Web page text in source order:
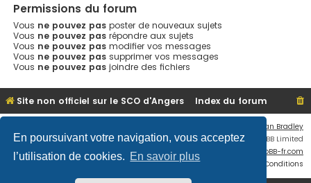
En poursuivant votre navigation, vous acceptez
l’utilisation de cookies. En savoir plus
Permissions du forum
Vous ne pouvez pas poster de nouveaux sujets
Vous ne pouvez pas répondre aux sujets
Vous ne pouvez pas modifier vos messages
Vous ne pouvez pas supprimer vos messages
Vous ne pouvez pas joindre des fichiers
Site non officiel sur le SCO d'Angers Index du forum
Ian Bradley
Développé par phpBB® Forum Software © phpBB Limited
phpBB-fr.com
Conditions